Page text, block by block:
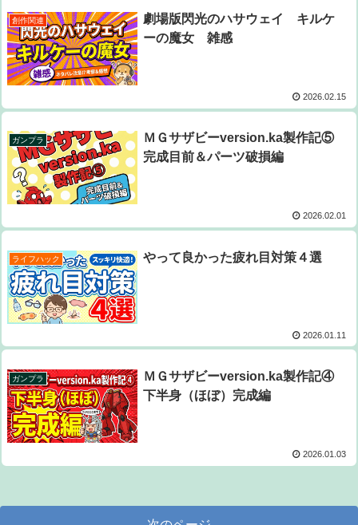
創作関連
劇場版閃光のハサウェイ キルケ
ーの魔女 雑感
2026.02.15
ガンプラ
ＭＧサザビーversion.ka製作記⑤
完成目前＆パーツ破損編
2026.02.01
ライフハック やって良かった疲れ目対策４選
2026.01.11
ガンプラ
ＭＧサザビーversion.ka製作記④
下半身（ほぼ）完成編
2026.01.03